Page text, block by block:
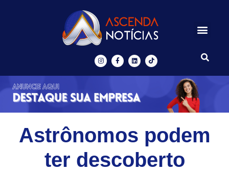
Astrônomos podem
ter descoberto